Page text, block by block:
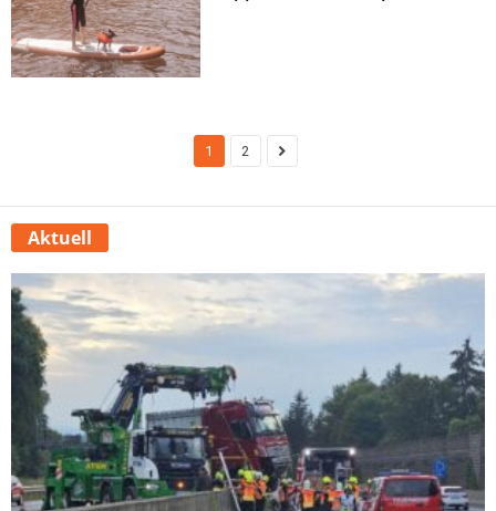
1 2
Aktuell